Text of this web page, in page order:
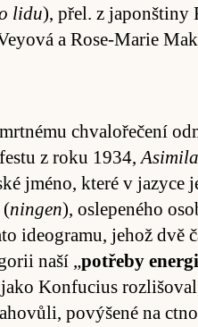
lidu), přel. z
a Ro­se-Ma­rie
chvalo­ře­čení
z roku 1934,
jméno, které v
(ningen), oslepeného
ide­ogra­mu, je­hož dvě
naší „po­třeby
Konfu­cius
po­výšené na